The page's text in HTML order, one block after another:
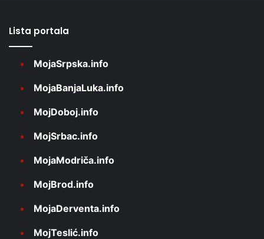
Lista portala
MojaSrpska.info
MojaBanjaLuka.info
MojDoboj.info
MojSrbac.info
MojaModriča.info
MojBrod.info
MojaDerventa.info
MojTeslić.info